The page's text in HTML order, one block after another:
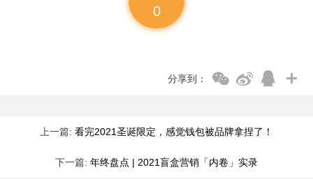
0
分享到：
上一篇: 看完2021圣诞限定，感觉钱包被品牌拿捏了！
下一篇: 年终盘点 | 2021盲盒营销「内卷」实录